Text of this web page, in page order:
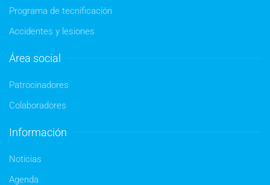
Programa de tecnificación
Accidentes y lesiones
Área social
Patrocinadores
Colaboradores
Información
Noticias
Agenda